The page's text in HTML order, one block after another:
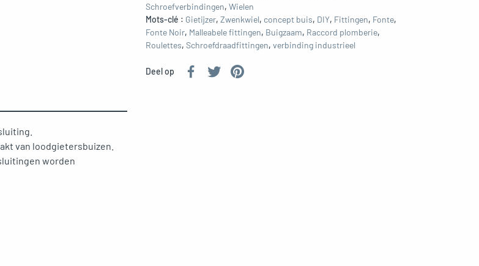
Schroefverbindingen, Wielen
Mots-clé : Gietijzer, Zwenkwiel, concept buis, DIY, Fittingen, Fonte,
Fonte Noir, Malleabele fittingen, Buigzaam, Raccord plomberie,
Roulettes, Schroefdraadfittingen, verbinding industrieel
Deel op
van loodgietersbuizen.
worden